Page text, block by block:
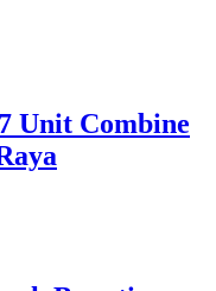
Unit Combine